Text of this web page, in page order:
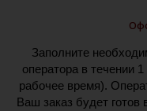
Заполните
оператора в течении
рабочее время).
Ваш заказ будет готов